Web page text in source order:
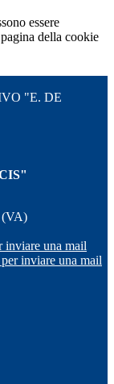
essere
della cookie
"E. DE
(VA)
inviare una mail
inviare una mail